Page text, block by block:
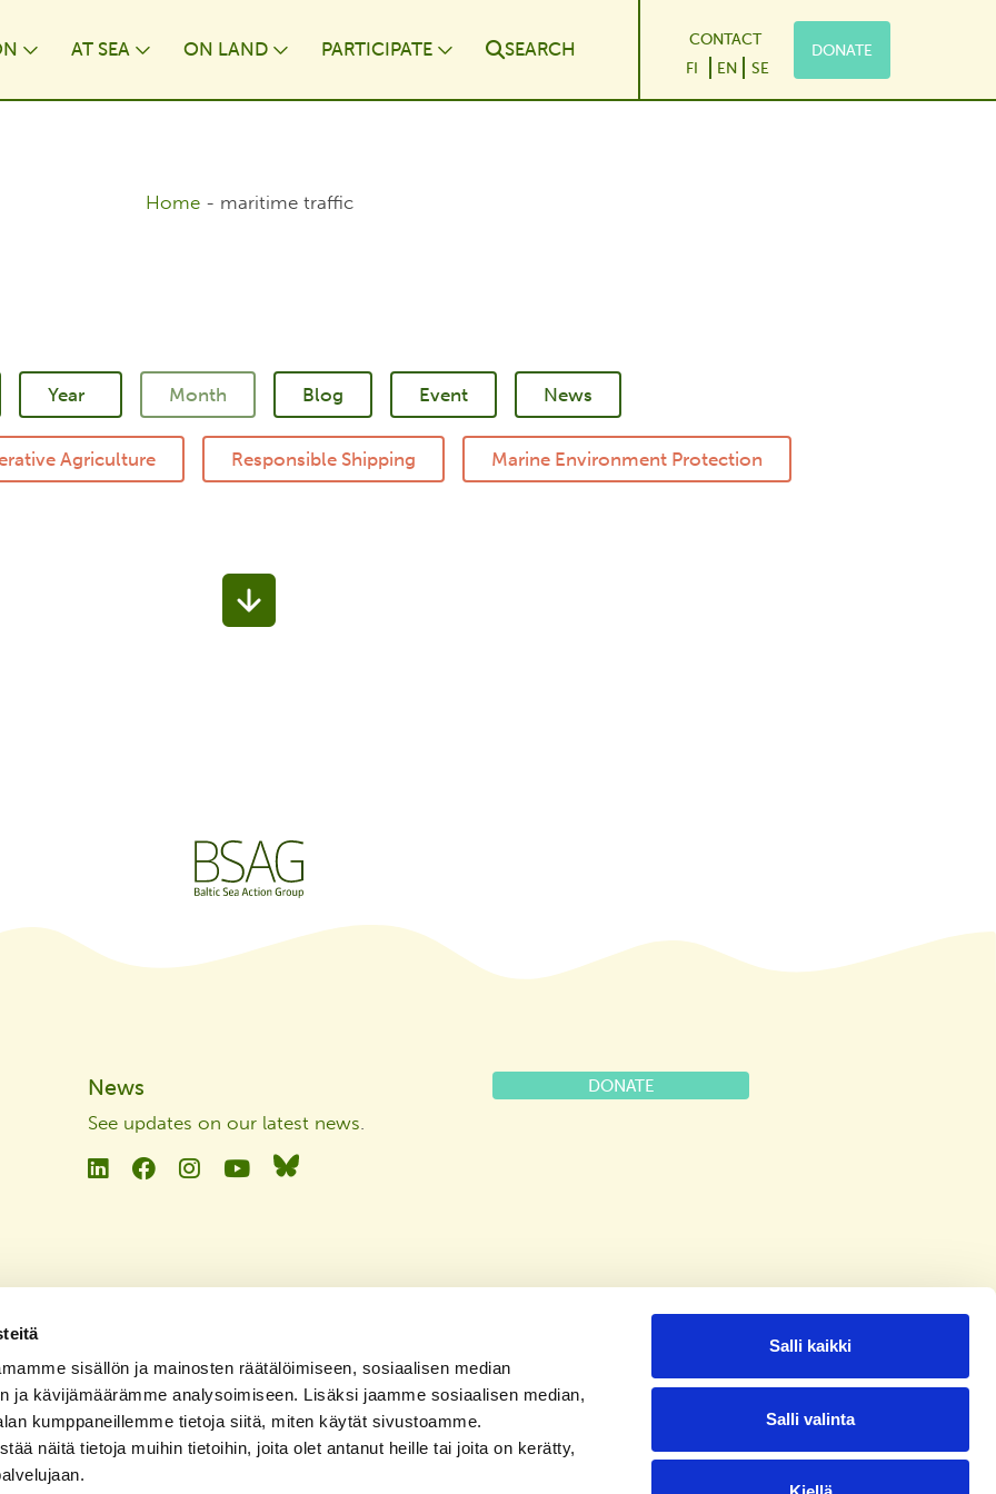
sisällön ja mainosten räätälöimiseen, sosiaalisen median
ja kävijämäärämme analysoimiseen. Lisäksi jaamme sosiaalisen median,
kumppaneillemme tietoja siitä, miten käytät sivustoamme.
näitä tietoja muihin tietoihin, joita olet antanut heille tai joita on kerätty,
Salli kaikki
Salli valinta
AT⁠ SEA ON LAND PARTICIPATE
Toggle Dropdown
SEARCH
FI EN SE
CONTACT
DONATE
Home- maritime traffic
Blog Event News
Agriculture Responsible Shipping Marine Environment Protection
News
See updates on our latest news
LinkedinFacebookInstagramYouTubeBluesky
DONATE